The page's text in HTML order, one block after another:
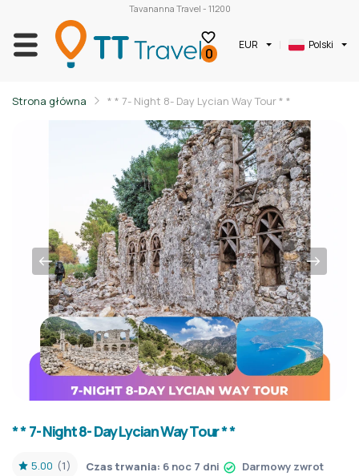
Tavananna Travel - 11200
0 EUR Polski
Strona główna * * 7- Night 8- Day Lycian Way Tour * *
* * 7- Night 8- Day Lycian Way Tour * *
5.00 (1) Czas trwania: 6 noc 7 dni
Darmowy zwrot